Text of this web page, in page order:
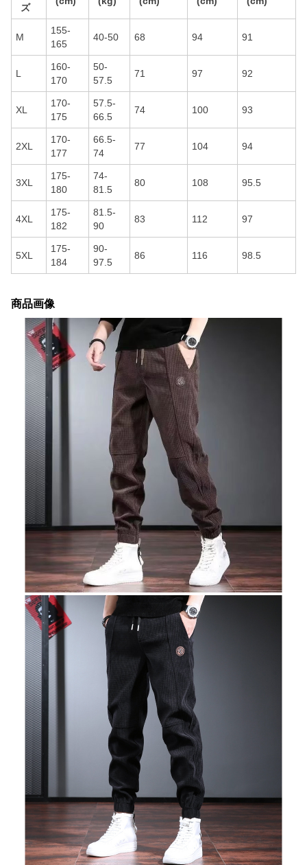
ズ
M
155-
165
40-50 68 94 91
L
160-
170
50-
57.5
71 97 92
XL
170-
175
57.5-
66.5
74 100 93
2XL
170-
177
66.5-
74
77 104 94
3XL
175-
180
74-
81.5
80 108 95.5
4XL
175-
182
81.5-
90
83 112 97
5XL
175-
184
90-
97.5
86 116 98.5
商品画像